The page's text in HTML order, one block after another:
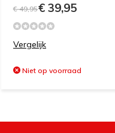
€ 49,95€ 39,95
Vergelijk
Niet op voorraad